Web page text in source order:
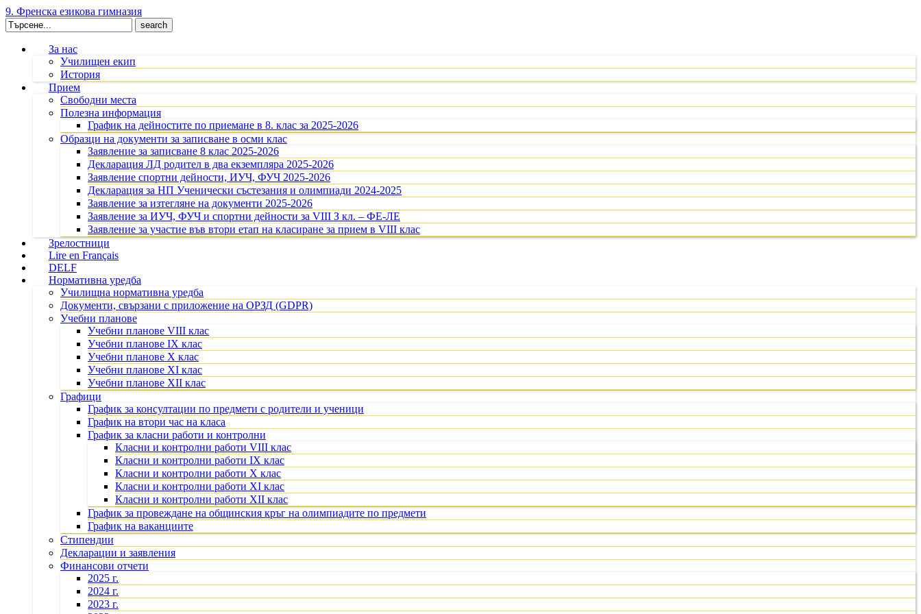
9. Френска езикова гимназия
Search
for:
За нас
Училищен екип
История
Прием
Свободни места
Полезна информация
График на дейностите по приемане в 8. клас за 2025-2026
Образци на документи за записване в осми клас
Заявление за записване 8 клас 2025-2026
Декларация ЛД родител в два екземпляра 2025-2026
Заявление спортни дейности, ИУЧ, ФУЧ 2025-2026
Декларация за НП Ученически състезания и олимпиади 2024-2025
Заявление за изтегляне на документи 2025-2026
Заявление за ИУЧ, ФУЧ и спортни дейности за VIII З кл. – ФЕ-ЛЕ
Заявление за участие във втори етап на класиране за прием в VIII клас
Зрелостници
Lire en Français
DELF
Нормативна уредба
Училищна нормативна уредба
Документи, свързани с приложение на ОРЗД (GDPR)
Учебни планове
Учебни планове VIII клас
Учебни планове IX клас
Учебни планове X клас
Учебни планове XI клас
Учебни планове XII клас
Графици
График за консултации по предмети с родители и ученици
График на втори час на класа
График за класни работи и контролни
Класни и контролни работи VIII клас
Класни и контролни работи IX клас
Класни и контролни работи X клас
Класни и контролни работи XI клас
Класни и контролни работи XII клас
График за провеждане на общинския кръг на олимпиадите по предмети
График на ваканциите
Стипендии
Декларации и заявления
Финансови отчети
2025 г.
2024 г.
2023 г.